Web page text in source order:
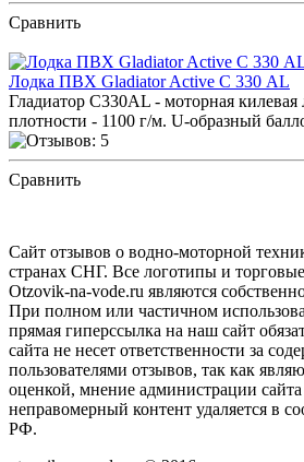
Сравнить
Лодка ПВХ Gladiator Active С 330 AL
Гладиатор С330AL - моторная
плотности - 1100 г/м. U-образный
Сравнить
Сайт отзывов о водно-моторной
странах СНГ. Все логотипы и
Otzovik-na-vode.ru являются
При полном или частичном
прямая гиперссылка на наш сайт
сайта не несет ответственности за
пользователями отзывов, так как
оценкой, мнение администрации
неправомерный контент удаляется в
РФ.